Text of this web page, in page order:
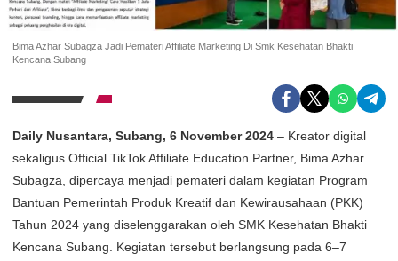
Bima Azhar Subagza Jadi Pemateri Affiliate Marketing Di Smk Kesehatan Bhakti
Kencana Subang
Daily Nusantara, Subang, 6 November 2024 – Kreator digital
sekaligus Official TikTok Affiliate Education Partner, Bima Azhar
Subagza, dipercaya menjadi pemateri dalam kegiatan Program
Bantuan Pemerintah Produk Kreatif dan Kewirausahaan (PKK)
Tahun 2024 yang diselenggarakan oleh SMK Kesehatan Bhakti
Kencana Subang. Kegiatan tersebut berlangsung pada 6–7